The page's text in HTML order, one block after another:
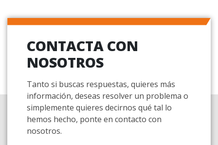
CONTACTA CON
NOSOTROS
Tanto si buscas respuestas, quieres más
información, deseas resolver un problema o
simplemente quieres decirnos qué tal lo
hemos hecho, ponte en contacto con
nosotros.